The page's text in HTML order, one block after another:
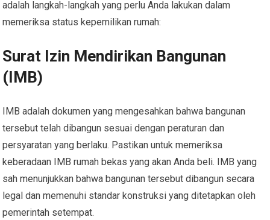
adalah langkah-langkah yang perlu Anda lakukan dalam
memeriksa status kepemilikan rumah:
Surat Izin Mendirikan Bangunan
(IMB)
IMB adalah dokumen yang mengesahkan bahwa bangunan
tersebut telah dibangun sesuai dengan peraturan dan
persyaratan yang berlaku. Pastikan untuk memeriksa
keberadaan IMB rumah bekas yang akan Anda beli. IMB yang
sah menunjukkan bahwa bangunan tersebut dibangun secara
legal dan memenuhi standar konstruksi yang ditetapkan oleh
pemerintah setempat.